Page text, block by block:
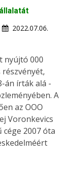
2022.07.06.
nyújtó 000
részvényét,
án írták alá -
A
az OOO
Voronkevics
2007 óta